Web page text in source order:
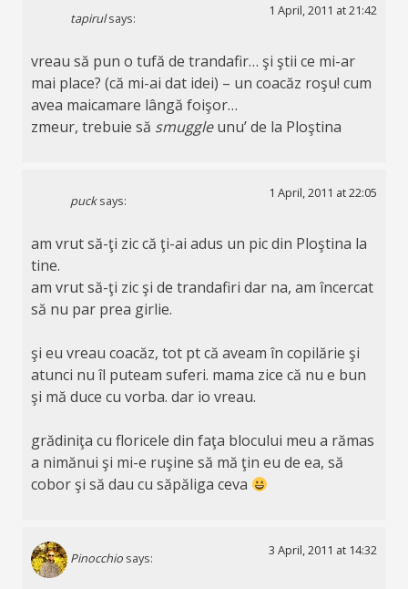
tapirul says:
1 April, 2011 at 21:42
vreau să pun o tufă de trandafir… şi ştii ce mi-ar
mai place? (că mi-ai dat idei) – un coacăz roşu! cum
avea maicamare lângă foişor…
zmeur, trebuie să smuggleunu’ de la Ploştina
puck says:
1 April, 2011 at 22:05
am vrut să-ţi zic că ţi-ai adus un pic din Ploştina la
tine.
am vrut să-ţi zic şi de trandafiri dar na, am încercat
să nu par prea girlie.
şi eu vreau coacăz, tot pt că aveam în copilărie şi
atunci nu îl puteam suferi. mama zice că nu e bun
şi mă duce cu vorba. dar io vreau.
grădiniţa cu floricele din faţa blocului meu a rămas
a nimănui şi mi-e ruşine să mă ţin eu de ea, să
cobor şi să dau cu săpăliga ceva
Pinocchio says:
3 April, 2011 at 14:32